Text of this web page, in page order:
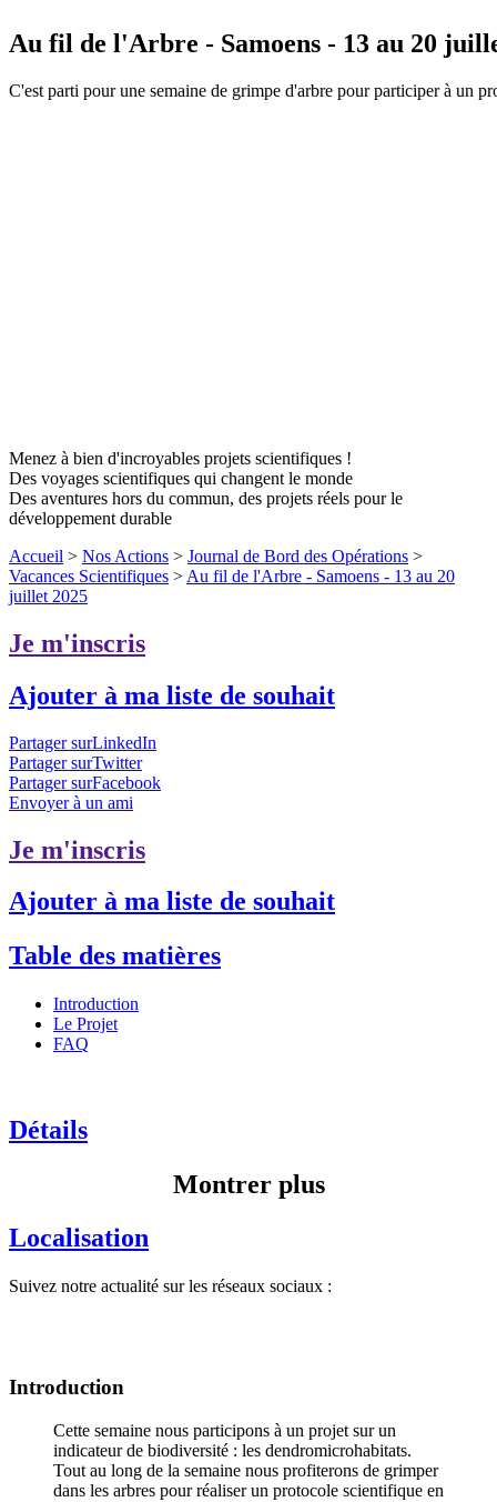
Au fil de l'Arbre - Samoens - 13 au 20
C'est parti pour une semaine de grimpe d'arbre pour participer à un
Menez à bien d'incroyables projets scientifiques !
Des voyages scientifiques qui changent le monde
Des aventures hors du commun, des projets réels pour le
développement durable
Accueil > Nos Actions > Journal de Bord des Opérations >
Vacances Scientifiques > Au fil de l'Arbre - Samoens - 13 au 20
juillet 2025
Je m'inscris
Ajouter à ma liste de souhait
Partager surLinkedIn
Partager surTwitter
Partager surFacebook
Envoyer à un ami
Je m'inscris
Ajouter à ma liste de souhait
Table des matières
Introduction
Le Projet
FAQ
Détails
Montrer plus
Localisation
Suivez notre actualité sur les réseaux sociaux :
Introduction
Cette semaine nous participons à un projet sur un
indicateur de biodiversité : les dendromicrohabitats.
Tout au long de la semaine nous profiterons de grimper
dans les arbres pour réaliser un protocole scientifique en